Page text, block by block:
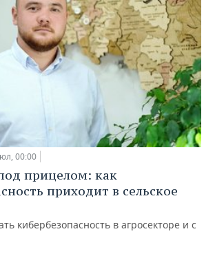
00:00
прицелом: как
приходит в сельское
кибербезопасность в агросекторе и с